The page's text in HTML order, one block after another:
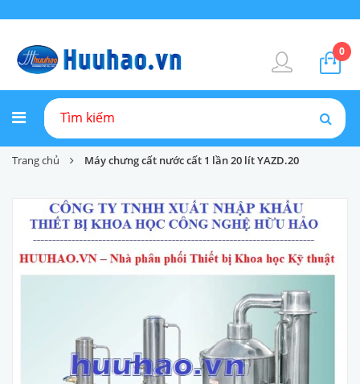
0
Trang chủ Máy chưng cất nước cất 1 lần 20 lít YAZD.20